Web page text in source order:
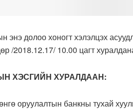
энэ долоо хоногт хэлэлцэх
/2018.12.17/ 10.00 цагт
ХЭСГИЙН ХУРАЛДААН:
оруулалтын банкны тухай